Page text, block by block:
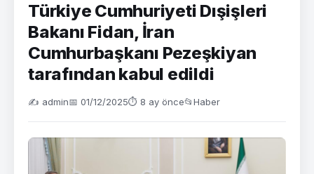
Türkiye Cumhuriyeti Dışişleri
Bakanı Fidan, İran
Cumhurbaşkanı Pezeşkiyan
tarafından kabul edildi
✍️ admin📅 01/12/2025⏱ 8 ay önce📂Haber